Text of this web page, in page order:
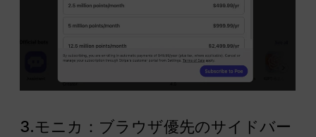
3.モニカ：ブラウザ優先のサイドバー